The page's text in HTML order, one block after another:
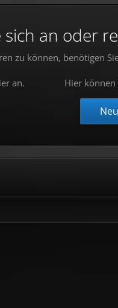
an oder
zu können, benötigen
an. Hier können